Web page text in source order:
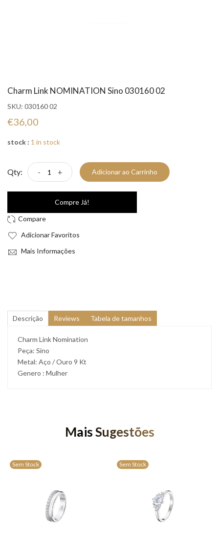
Charm Link NOMINATION Sino 030160 02
SKU: 030160 02
€36,00
stock : 1 in stock
Qty: - + Adicionar ao Carrinho
Compre Já!
Adicionar Favoritos
Mais Informações
Descrição Reviews Tabela de tamanhos
Charm Link Nomination
Peça: Sino
Metal: Aço / Ouro 9 Kt
Genero : Mulher
Mais Sugestões
Sem Stock Sem Stock